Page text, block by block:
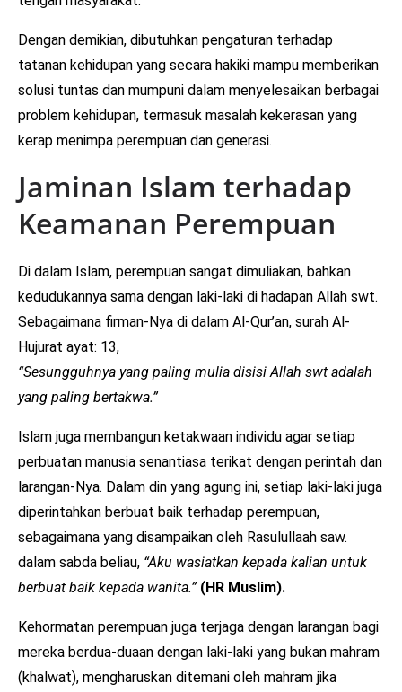
Dengan demikian, dibutuhkan pengaturan terhadap
tatanan kehidupan yang secara hakiki mampu memberikan
solusi tuntas dan mumpuni dalam menyelesaikan berbagai
problem kehidupan, termasuk masalah kekerasan yang
kerap menimpa perempuan dan generasi.
Jaminan Islam terhadap
Keamanan Perempuan
Di dalam Islam, perempuan sangat dimuliakan, bahkan
kedudukannya sama dengan laki-laki di hadapan Allah swt.
Sebagaimana firman-Nya di dalam Al-Qur’an, surah Al-
Hujurat ayat: 13,
“Sesungguhnya yang paling mulia disisi Allah swt adalah
yang paling bertakwa.”
Islam juga membangun ketakwaan individu agar setiap
perbuatan manusia senantiasa terikat dengan perintah dan
larangan-Nya. Dalam din yang agung ini, setiap laki-laki juga
diperintahkan berbuat baik terhadap perempuan,
sebagaimana yang disampaikan oleh Rasulullaah saw.
dalam sabda beliau, “Aku wasiatkan kepada kalian untuk
berbuat baik kepada wanita.” (HR Muslim).
Kehormatan perempuan juga terjaga dengan larangan bagi
mereka berdua-duaan dengan laki-laki yang bukan mahram
(khalwat), mengharuskan ditemani oleh mahram jika